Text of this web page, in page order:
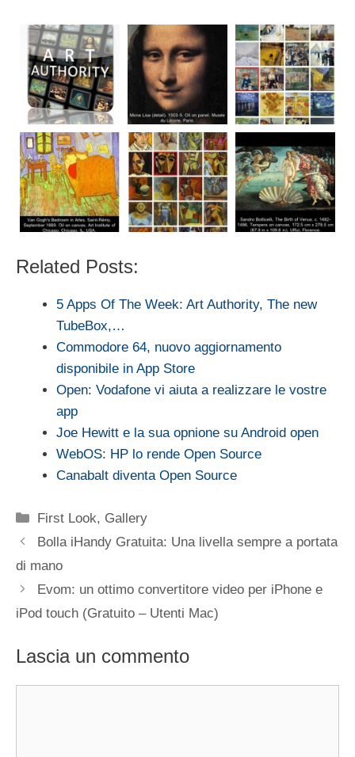
Related Posts:
5 Apps Of The Week: Art Authority, The new
TubeBox,…
Commodore 64, nuovo aggiornamento
disponibile in App Store
Open: Vodafone vi aiuta a realizzare le vostre
app
Joe Hewitt e la sua opnione su Android open
WebOS: HP lo rende Open Source
Canabalt diventa Open Source
Categorie
First Look, Gallery
Bolla iHandy Gratuita: Una livella sempre a portata
di mano
Evom: un ottimo convertitore video per iPhone e
iPod touch (Gratuito – Utenti Mac)
Lascia un commento